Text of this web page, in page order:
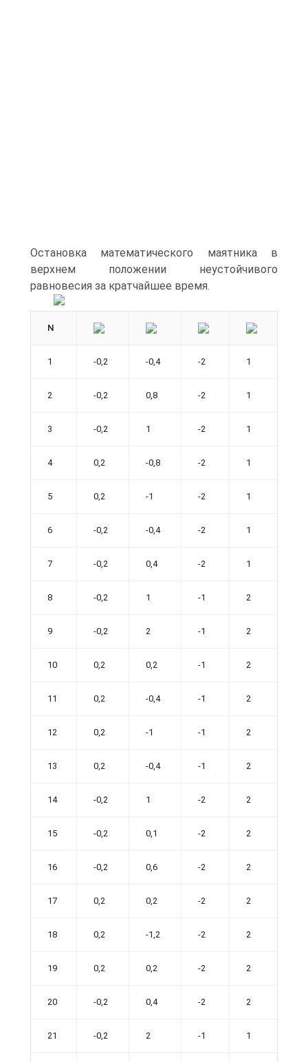
Остановка математического маятника в
верхнем положении неустойчивого
равновесия за кратчайшее время.
N
1 -0,2 -0,4 -2 1
2 -0,2 0,8 -2 1
3 -0,2 1 -2 1
4 0,2 -0,8 -2 1
5 0,2 -1 -2 1
6 -0,2 -0,4 -2 1
7 -0,2 0,4 -2 1
8 -0,2 1 -1 2
9 -0,2 2 -1 2
10 0,2 0,2 -1 2
11 0,2 -0,4 -1 2
12 0,2 -1 -1 2
13 0,2 -0,4 -1 2
14 -0,2 1 -2 2
15 -0,2 0,1 -2 2
16 -0,2 0,6 -2 2
17 0,2 0,2 -2 2
18 0,2 -1,2 -2 2
19 0,2 0,2 -2 2
20 -0,2 0,4 -2 2
21 -0,2 2 -1 1